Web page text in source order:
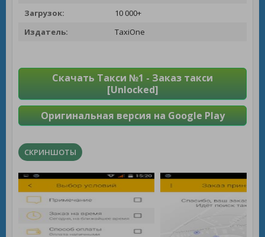
Загрузок:
10 000+
Издатель:
TaxiOne
Скачать Такси №1 - Заказ такси
[Unlocked]
Оригинальная версия на Google Play
СКРИНШОТЫ